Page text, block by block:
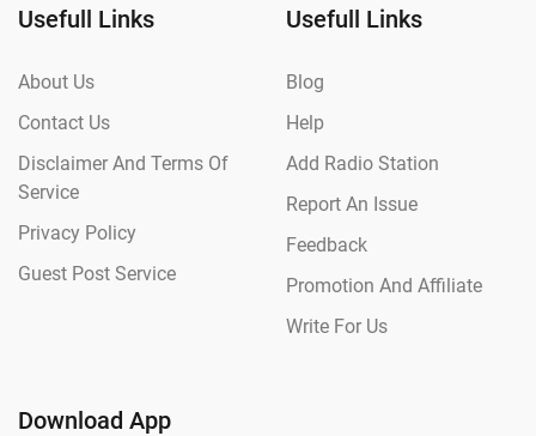
Usefull Links
About Us
Contact Us
Disclaimer And Terms Of
Service
Privacy Policy
Guest Post Service
Usefull Links
Blog
Help
Add Radio Station
Report An Issue
Feedback
Promotion And Affiliate
Write For Us
Download App